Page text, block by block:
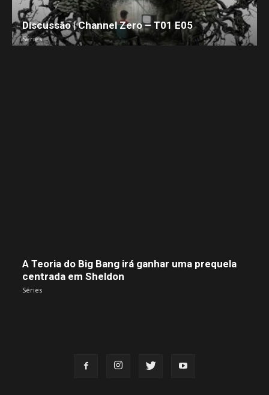
Discussão | Channel Zero – T01 E05
Séries
A Teoria do Big Bang irá ganhar uma prequela
centrada em Sheldon
Séries